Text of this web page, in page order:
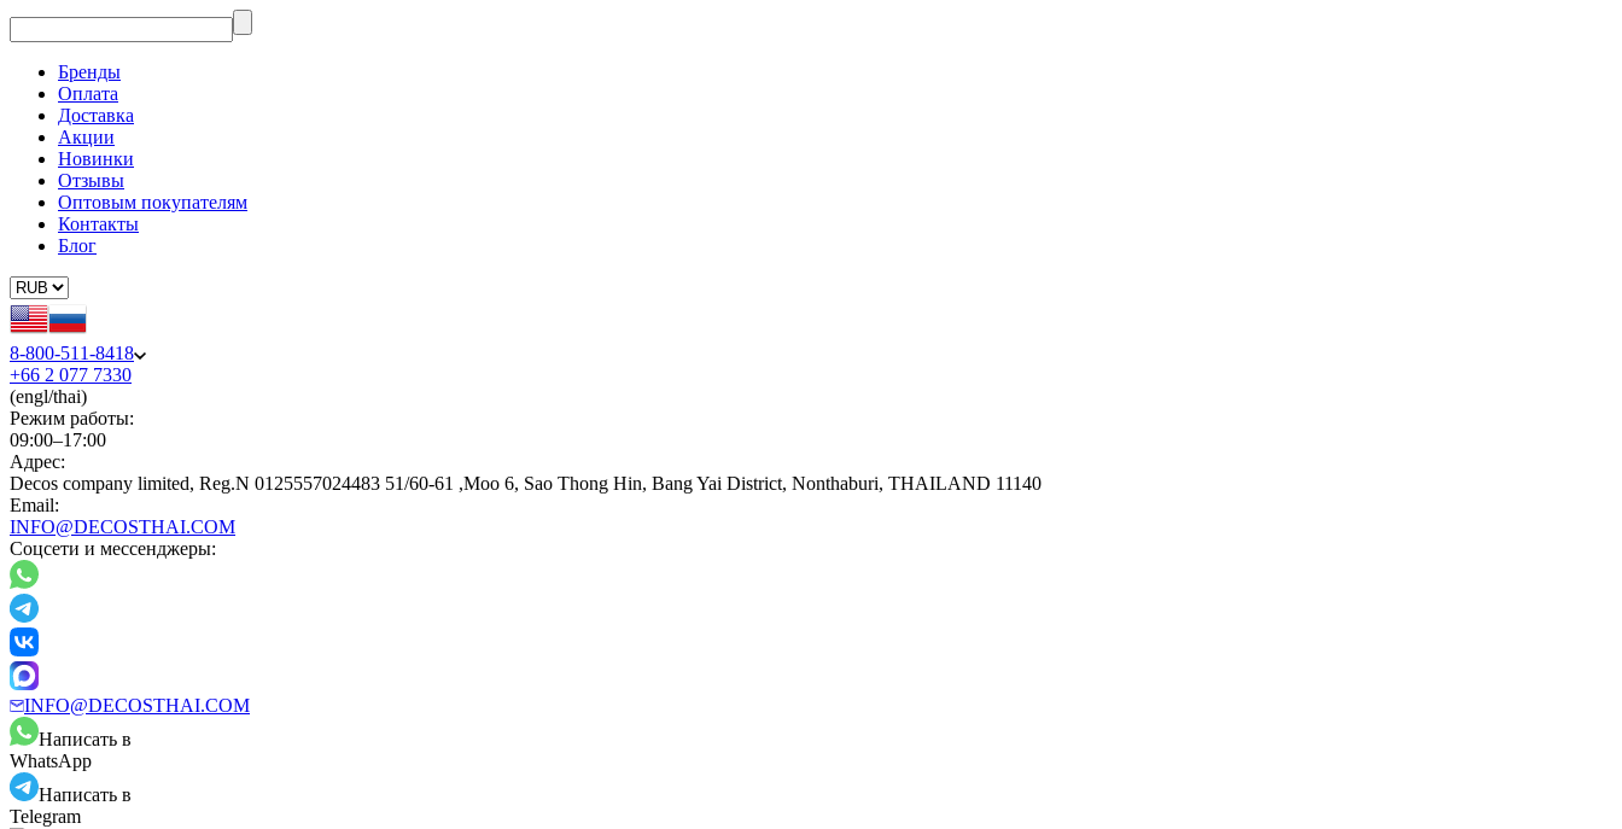
Бренды
Оплата
Доставка
Акции
Новинки
Отзывы
Оптовым покупателям
Контакты
Блог
8-800-511-8418
+66 2 077 7330
(engl/thai)
Режим работы:
09:00–17:00
Адрес:
Decos company limited, Reg.N 0125557024483 51/60-61 ,Moo 6, Sao Thong Hin, Bang Yai District, Nonthaburi, THAILAND 11140
Email:
INFO@DECOSTHAI.COM
Соцсети и мессенджеры:
INFO@DECOSTHAI.COM
Написать в
WhatsApp
Написать в
Telegram